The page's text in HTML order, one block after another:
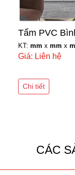
Tấm PVC
KT: mm x mm x
Giá: Liên hệ
Chi tiết
CÁC